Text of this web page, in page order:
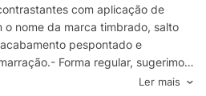
com aplicação de
o nome da marca timbrado, salto
pespontado e
Forma regular, sugerimos
RosaMarca: SchutzLer mais